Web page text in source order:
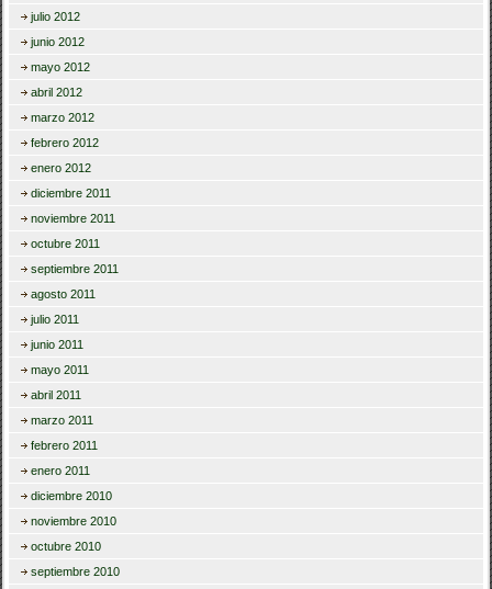
julio 2012
junio 2012
mayo 2012
abril 2012
marzo 2012
febrero 2012
enero 2012
diciembre 2011
noviembre 2011
octubre 2011
septiembre 2011
agosto 2011
julio 2011
junio 2011
mayo 2011
abril 2011
marzo 2011
febrero 2011
enero 2011
diciembre 2010
noviembre 2010
octubre 2010
septiembre 2010